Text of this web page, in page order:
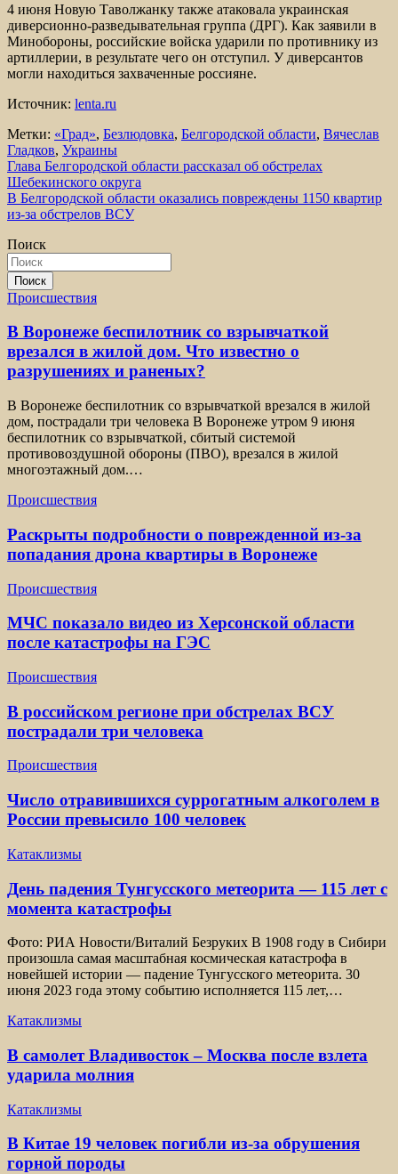
4 июня Новую Таволжанку также атаковала украинская
диверсионно-разведывательная группа (ДРГ). Как заявили в
Минобороны, российские войска ударили по противнику из
артиллерии, в результате чего он отступил. У диверсантов
могли находиться захваченные россияне.
Источник: lenta.ru
Метки: «Град», Безлюдовка, Белгородской области, Вячеслав
Гладков, Украины
Навигация
по
записям
Глава Белгородской области рассказал об обстрелах
Шебекинского округа
В Белгородской области оказались повреждены 1150 квартир
из-за обстрелов ВСУ
Поиск
Поиск
Происшествия
В Воронеже беспилотник со взрывчаткой
врезался в жилой дом. Что известно о
разрушениях и раненых?
В Воронеже беспилотник со взрывчаткой врезался в жилой
дом, пострадали три человека В Воронеже утром 9 июня
беспилотник со взрывчаткой, сбитый системой
противовоздушной обороны (ПВО), врезался в жилой
многоэтажный дом.…
Происшествия
Раскрыты подробности о поврежденной из-за
попадания дрона квартиры в Воронеже
Происшествия
МЧС показало видео из Херсонской области
после катастрофы на ГЭС
Происшествия
В российском регионе при обстрелах ВСУ
пострадали три человека
Происшествия
Число отравившихся суррогатным алкоголем в
России превысило 100 человек
Катаклизмы
День падения Тунгусского метеорита — 115 лет с
момента катастрофы
Фото: РИА Новости/Виталий Безруких В 1908 году в Сибири
произошла самая масштабная космическая катастрофа в
новейшей истории — падение Тунгусского метеорита. 30
июня 2023 года этому событию исполняется 115 лет,…
Катаклизмы
В самолет Владивосток – Москва после взлета
ударила молния
Катаклизмы
В Китае 19 человек погибли из-за обрушения
горной породы